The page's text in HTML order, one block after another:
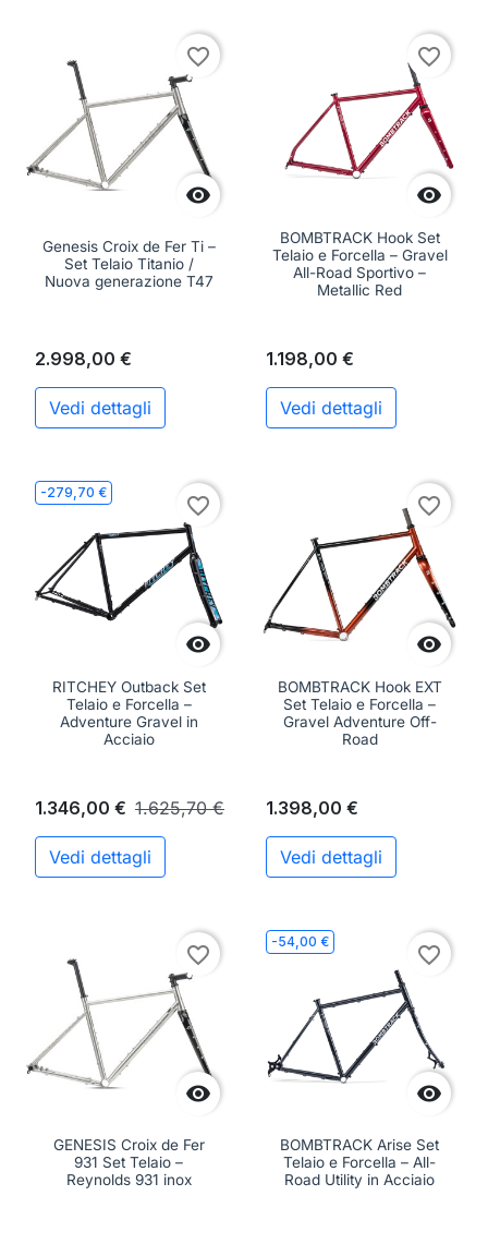

favorite_border
Genesis Croix de Fer Ti –
Set Telaio Titanio /
Nuova generazione T47
2.998,00 €
Vedi dettagli

favorite_border
BOMBTRACK Hook Set
Telaio e Forcella – Gravel
All-Road Sportivo –
Metallic Red
1.198,00 €
Vedi dettagli
-279,70 €

favorite_border
RITCHEY Outback Set
Telaio e Forcella –
Adventure Gravel in
Acciaio
1.346,00 € 1.625,70 €
Vedi dettagli

favorite_border
BOMBTRACK Hook EXT
Set Telaio e Forcella –
Gravel Adventure Off-
Road
1.398,00 €
Vedi dettagli

favorite_border
GENESIS Croix de Fer
931 Set Telaio –
Reynolds 931 inox
-54,00 €

favorite_border
BOMBTRACK Arise Set
Telaio e Forcella – All-
Road Utility in Acciaio